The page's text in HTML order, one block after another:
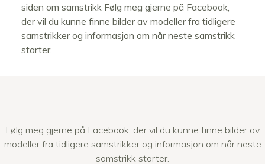
siden om samstrikk Følg meg gjerne på Facebook,
der vil du kunne finne bilder av modeller fra tidligere
samstrikker og informasjon om når neste samstrikk
starter.
Følg meg gjerne på Facebook, der vil du kunne finne bilder av
modeller fra tidligere samstrikker og informasjon om når neste
samstrikk starter.